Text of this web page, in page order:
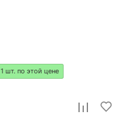
1 шт. по этой цене